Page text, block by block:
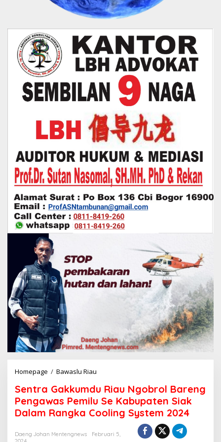
Homepage / Bawaslu Riau
n
t
r
a
a
Sentra Gakkumdu Riau Ngobrol Bareng
Pengawas Pemilu Se Kabupaten Siak
Dalam Rangka Cooling System 2024
Daeng Johan Mentengnews
Februari 5,